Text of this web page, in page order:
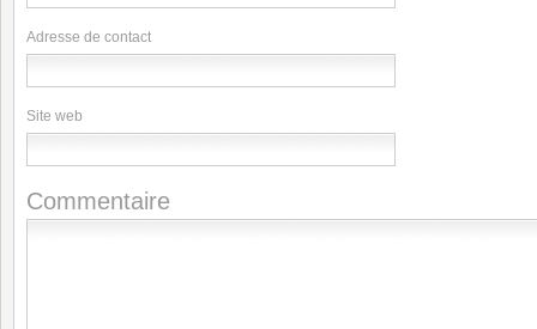
Adresse de contact
Site web
Commentaire